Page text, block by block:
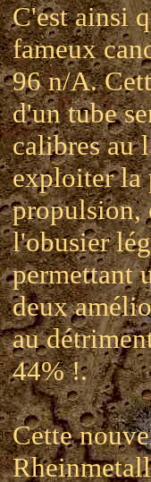
C'est ainsi
fameux
96 n/A.
d'un tube
calibres au
exploiter la
propulsion,
l'obusier
permettant
deux
au
44% !.
Cette